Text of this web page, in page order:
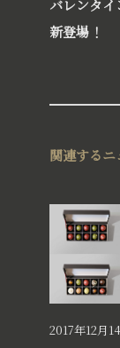
バレンタイ
新登場！
関連するニ
2017年12月